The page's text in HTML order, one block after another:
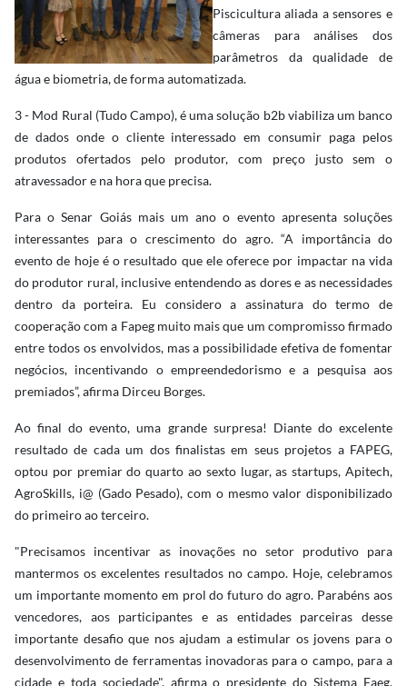
Piscicultura aliada a sensores e
câmeras para análises dos
parâmetros da qualidade de
água e biometria, de forma automatizada.
3 - Mod Rural (Tudo Campo), é uma solução b2b viabiliza um banco
de dados onde o cliente interessado em consumir paga pelos
produtos ofertados pelo produtor, com preço justo sem o
atravessador e na hora que precisa.
Para o Senar Goiás mais um ano o evento apresenta soluções
interessantes para o crescimento do agro. “A importância do
evento de hoje é o resultado que ele oferece por impactar na vida
do produtor rural, inclusive entendendo as dores e as necessidades
dentro da porteira. Eu considero a assinatura do termo de
cooperação com a Fapeg muito mais que um compromisso firmado
entre todos os envolvidos, mas a possibilidade efetiva de fomentar
negócios, incentivando o empreendedorismo e a pesquisa aos
premiados”, afirma Dirceu Borges.
Ao final do evento, uma grande surpresa! Diante do excelente
resultado de cada um dos finalistas em seus projetos a FAPEG,
optou por premiar do quarto ao sexto lugar, as startups, Apitech,
AgroSkills, i@ (Gado Pesado), com o mesmo valor disponibilizado
do primeiro ao terceiro.
"Precisamos incentivar as inovações no setor produtivo para
mantermos os excelentes resultados no campo. Hoje, celebramos
um importante momento em prol do futuro do agro. Parabéns aos
vencedores, aos participantes e as entidades parceiras desse
importante desafio que nos ajudam a estimular os jovens para o
desenvolvimento de ferramentas inovadoras para o campo, para a
cidade e toda sociedade", afirma o presidente do Sistema Faeg,